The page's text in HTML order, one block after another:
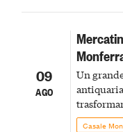
09
AGO
Un
Casale